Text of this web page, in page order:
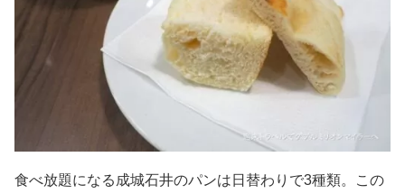
食べ放題になる成城石井のパンは日替わりで3種類。この